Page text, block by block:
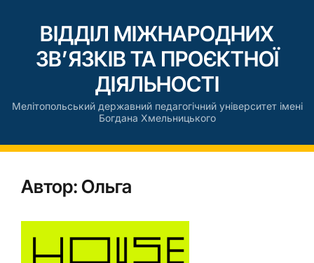
ВІДДІЛ МІЖНАРОДНИХ
ЗВ’ЯЗКІВ ТА ПРОЄКТНОЇ
ДІЯЛЬНОСТІ
Мелітопольський державний педагогічний університет імені
Богдана Хмельницького
Автор: Ольга